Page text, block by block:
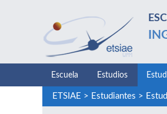
Escuela Estudios
ETSIAE > Estudiantes >